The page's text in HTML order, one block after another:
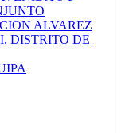
ALVAREZ
DISTRITO DE